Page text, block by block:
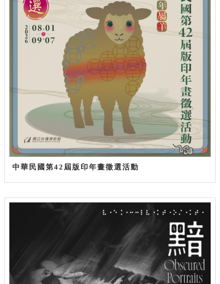
中華民國第42屆版印年畫徵選活動